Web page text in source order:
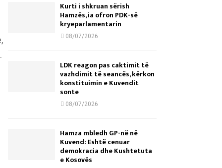
Kurti i shkruan sërish
Hamzës, ia ofron PDK-së
kryeparlamentarin
08/07/2026
LDK reagon pas caktimit të
vazhdimit të seancës, kërkon
konstituimin e Kuvendit
sonte
08/07/2026
Hamza mbledh GP-në në
Kuvend: Është cenuar
demokracia dhe Kushtetuta
e Kosovës